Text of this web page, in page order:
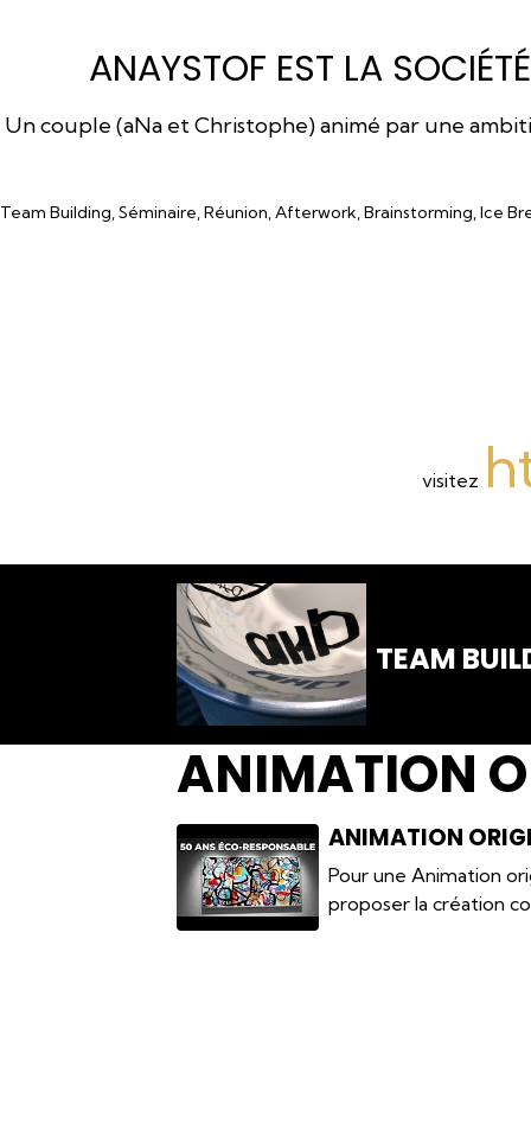
ANAYSTOF EST LA
Un couple (aNa et Christophe) animé par une
Team Building, Séminaire, Réunion, Afterwork, Brainstorming, Ice
visitez
TEAM
ANIMATION
ANIMATION
Pour une Animation
proposer la création